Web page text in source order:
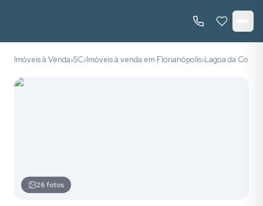
Imóveis à Venda›SC›Imóveis à venda em Florianópolis›Lagoa da
26fotos